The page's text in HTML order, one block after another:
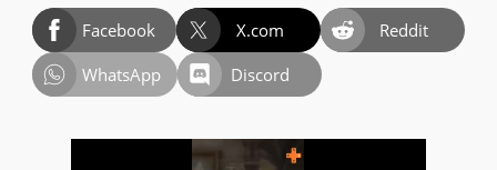
Facebook X.com
Reddit
WhatsApp
Discord